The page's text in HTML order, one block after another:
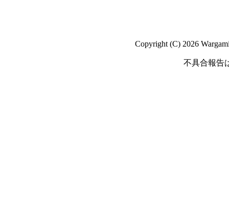
Copyright (C) 2026
不具合報告